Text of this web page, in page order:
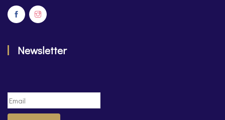
Newsletter